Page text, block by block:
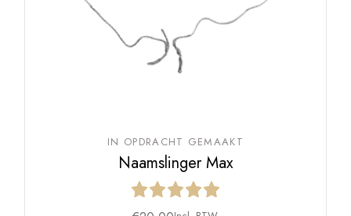
IN OPDRACHT GEMAAKT
Naamslinger Max